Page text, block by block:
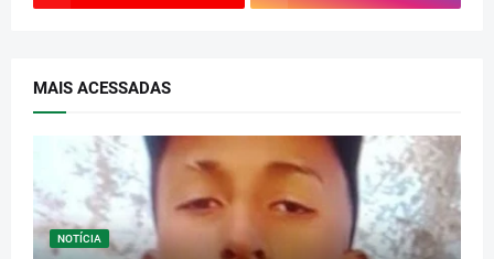
MAIS ACESSADAS
NOTÍCIA